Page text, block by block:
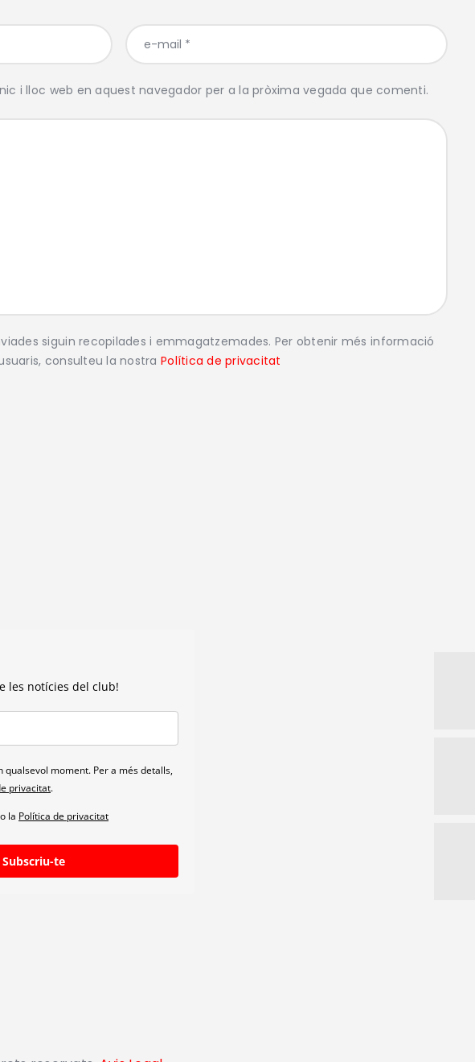
i lloc web en aquest navegador per a la pròxima vegada que comenti.
siguin recopilades i emmagatzemades. Per obtenir més informació
consulteu la nostra Política de privacitat
les notícies del club!
qualsevol moment. Per a més detalls,
privacitat.
la Política de privacitat
Subscriu-te